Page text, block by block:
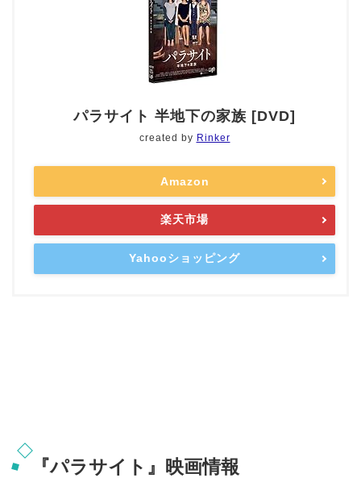
パラサイト 半地下の家族 [DVD]
created by Rinker
Amazon
楽天市場
Yahooショッピング
『パラサイト』映画情報